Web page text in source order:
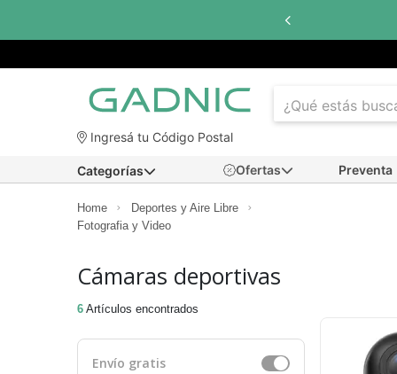
Ingresá tu Código Postal
Ofertas Preventa
Categorías
Home
Deportes y Aire Libre
Fotografia y Video
Cámaras deportivas
6 Artículos encontrados
Envío gratis